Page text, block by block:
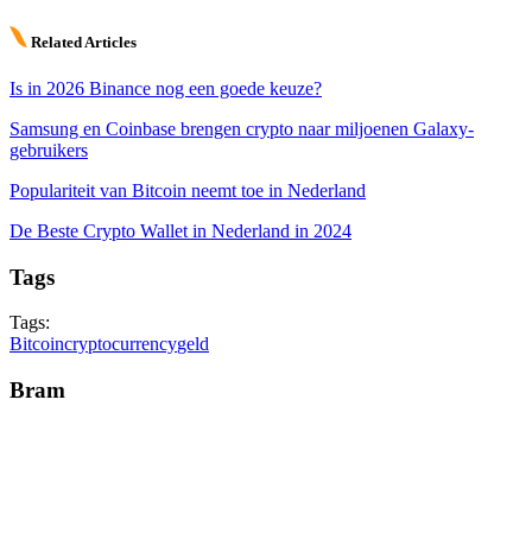
Related Articles
Is in 2026 Binance nog een goede keuze?
Samsung en Coinbase brengen crypto naar miljoenen Galaxy-
gebruikers
Populariteit van Bitcoin neemt toe in Nederland
De Beste Crypto Wallet in Nederland in 2024
Tags
Tags:
Bitcoincryptocurrencygeld
Bram